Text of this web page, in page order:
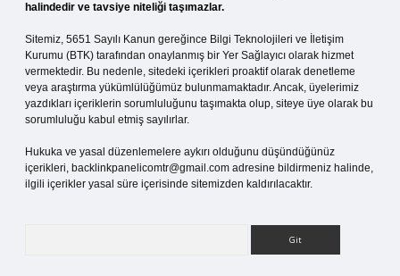
halindedir ve tavsiye niteliği taşımazlar.
Sitemiz, 5651 Sayılı Kanun gereğince Bilgi Teknolojileri ve İletişim
Kurumu (BTK) tarafından onaylanmış bir Yer Sağlayıcı olarak hizmet
vermektedir. Bu nedenle, sitedeki içerikleri proaktif olarak denetleme
veya araştırma yükümlülüğümüz bulunmamaktadır. Ancak, üyelerimiz
yazdıkları içeriklerin sorumluluğunu taşımakta olup, siteye üye olarak bu
sorumluluğu kabul etmiş sayılırlar.
Hukuka ve yasal düzenlemelere aykırı olduğunu düşündüğünüz
içerikleri, backlinkpanelicomtr@gmail.com adresine bildirmeniz halinde,
ilgili içerikler yasal süre içerisinde sitemizden kaldırılacaktır.